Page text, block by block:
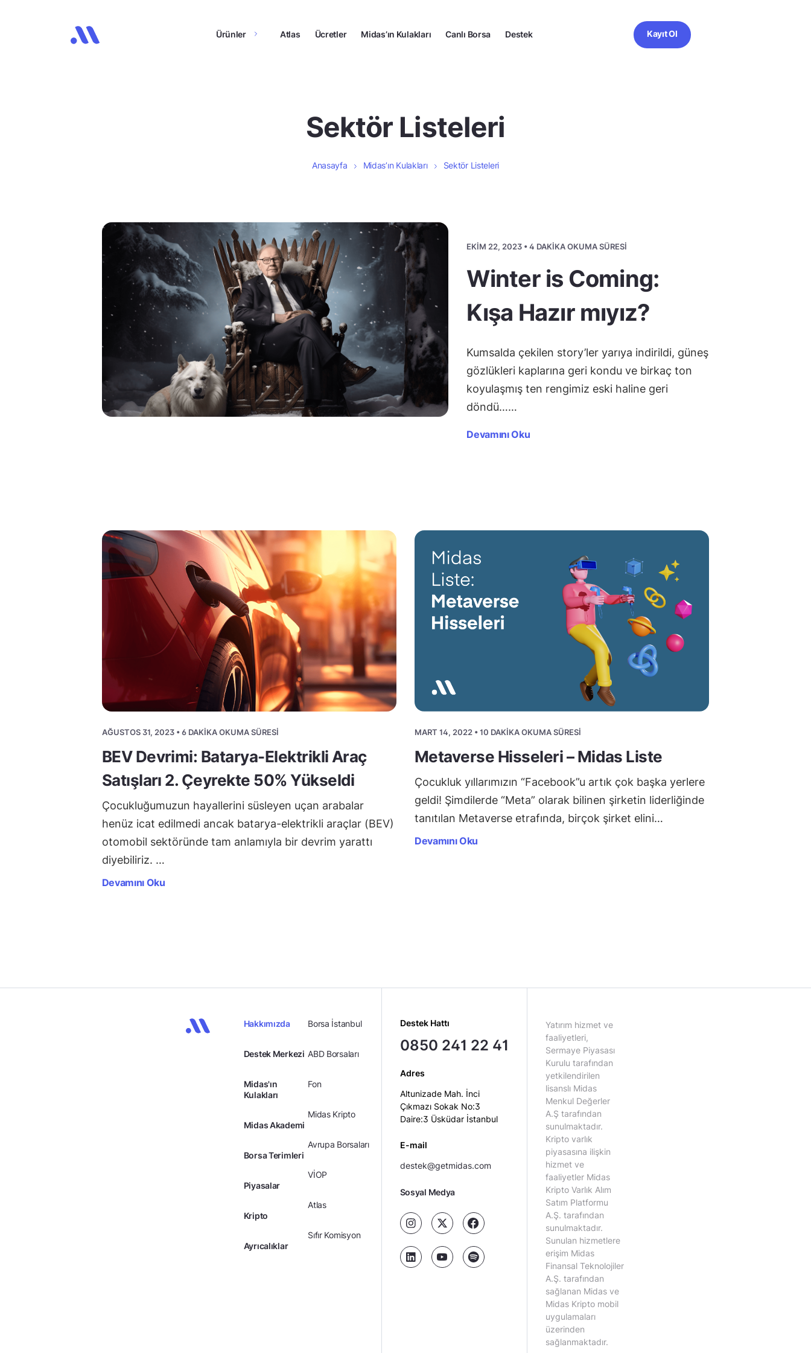
Ürünler Atlas Ücretler Midas’ın Kulakları Canlı Borsa Destek Kayıt Ol
Sektör Listeleri
Anasayfa Midas’ın Kulakları Sektör Listeleri
EKIM 22, 2023 • 4 DAKIKA OKUMA SÜRESI
Winter is Coming:
Kışa Hazır mıyız?
Kumsalda çekilen story’ler yarıya indirildi, güneş
gözlükleri kaplarına geri kondu ve birkaç ton
koyulaşmış ten rengimiz eski haline geri
döndü……
Devamını Oku
AĞUSTOS 31, 2023 • 6 DAKIKA OKUMA SÜRESI
BEV Devrimi: Batarya-Elektrikli Araç
Satışları 2. Çeyrekte 50% Yükseldi
Çocukluğumuzun hayallerini süsleyen uçan arabalar
henüz icat edilmedi ancak batarya-elektrikli araçlar (BEV)
otomobil sektöründe tam anlamıyla bir devrim yarattı
diyebiliriz. …
Devamını Oku
MART 14, 2022 • 10 DAKIKA OKUMA SÜRESI
Metaverse Hisseleri – Midas Liste
Çocukluk yıllarımızın “Facebook”u artık çok başka yerlere
geldi! Şimdilerde “Meta” olarak bilinen şirketin liderliğinde
tanıtılan Metaverse etrafında, birçok şirket elini…
Devamını Oku
Hakkımızda
Destek Merkezi
Midas'ın
Kulakları
Midas Akademi
Borsa Terimleri
Piyasalar
Kripto
Ayrıcalıklar
Borsa İstanbul
ABD Borsaları
Fon
Midas Kripto
Avrupa Borsaları
VİOP
Atlas
Sıfır Komisyon
Destek Hattı
0850 241 22 41
Adres
Altunizade Mah. İnci
Çıkmazı Sokak No:3
Daire:3 Üsküdar İstanbul
E-mail
destek@getmidas.com
Sosyal Medya
Yatırım hizmet ve
faaliyetleri,
Sermaye Piyasası
Kurulu tarafından
yetkilendirilen
lisanslı Midas
Menkul Değerler
A.Ş tarafından
sunulmaktadır.
Kripto varlık
piyasasına ilişkin
hizmet ve
faaliyetler Midas
Kripto Varlık Alım
Satım Platformu
A.Ş. tarafından
sunulmaktadır.
Sunulan hizmetlere
erişim Midas
Finansal Teknolojiler
A.Ş. tarafından
sağlanan Midas ve
Midas Kripto mobil
uygulamaları
üzerinden
sağlanmaktadır.